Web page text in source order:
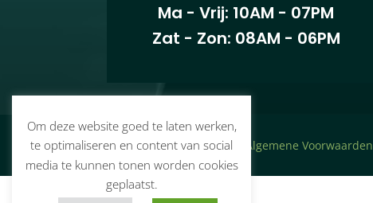
Ma - Vrij: 10AM - 07PM
Zat - Zon: 08AM - 06PM
© PreHospital Solutions – Algemene Voorwaarden
Om deze website goed te laten werken,
te optimaliseren en content van social
media te kunnen tonen worden cookies
geplaatst.